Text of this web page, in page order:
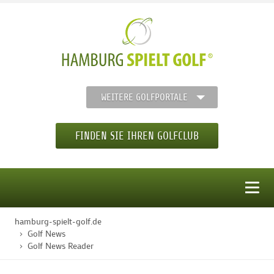
WEITERE GOLFPORTALE
FINDEN SIE IHREN GOLFCLUB
STARTSEITE
hamburg-spielt-golf.de
Golf News
Golf News Reader